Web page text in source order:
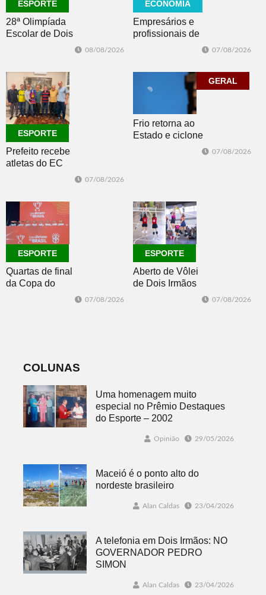
ESPORTE
28ª Olimpíada
Escolar de Dois
08/08/2026
ECONOMIA
Empresários e
profissionais de
07/08/2026
ESPORTE
Prefeito recebe
atletas do EC
Master 65+
07/08/2026
GERAL
Frio retorna ao
Estado e ciclone
07/08/2026
ESPORTE
Quartas de final
da Copa do
Brasil 2026: veja
07/08/2026
ESPORTE
Aberto de Vôlei
de Dois Irmãos
07/08/2026
COLUNAS
Uma homenagem muito
especial no Prêmio Destaques
do Esporte – 2002
Opinião 29/05/2026
Maceió é o ponto alto do
nordeste brasileiro
Alan Caldas 23/04/2026
A telefonia em Dois Irmãos: NO
GOVERNADOR PEDRO
SIMON
Alan Caldas 23/04/2026